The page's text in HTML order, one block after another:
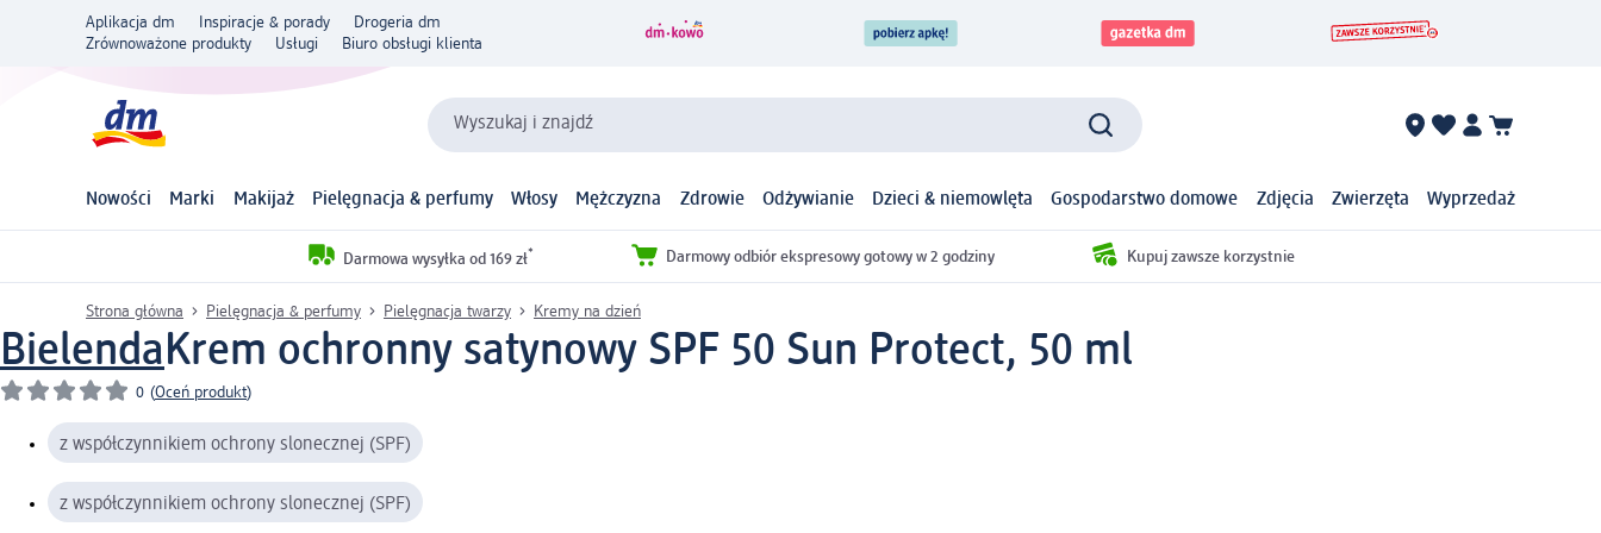
Aplikacja dm Inspiracje & porady
Drogeria dm
Zrównoważone produkty
Usługi Biuro obsługi klienta
Wyszukaj i znajdź
Nowości Marki Makijaż Pielęgnacja & perfumy Włosy Mężczyzna Zdrowie Odżywianie Dzieci & niemowlęta Gospodarstwo domowe Zdjęcia Zwierzęta Wyprzedaż
Darmowa wysyłka od 169 zł* Darmowy odbiór ekspresowy gotowy w 2 godziny Kupuj zawsze korzystnie
Strona główna Pielęgnacja & perfumy Pielęgnacja twarzy Kremy na dzień
BielendaKrem ochronny satynowy SPF 50 Sun Protect, 50 ml
0 (Oceń produkt)
z współczynnikiem ochrony slonecznej (SPF)
z współczynnikiem ochrony slonecznej (SPF)